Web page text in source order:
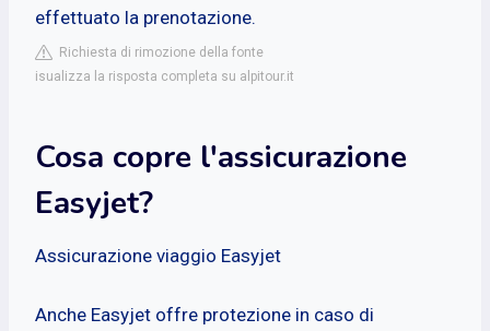
effettuato la prenotazione.
Richiesta di rimozione della fonte
isualizza la risposta completa su alpitour.it
Cosa copre l'assicurazione
Easyjet?
Assicurazione viaggio Easyjet
Anche Easyjet offre protezione in caso di